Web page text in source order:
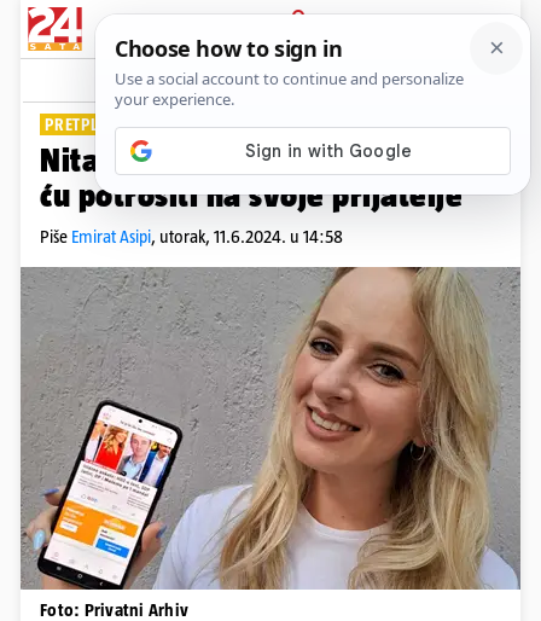
PRIJAVA
Lifestyle Komentari
PRETPLATNICA 24SATA
Nita je u Oranž klubu: Kupone
ću potrošiti na svoje prijatelje
Piše Emirat Asipi, utorak, 11.6.2024. u 14:58
Foto: Privatni Arhiv